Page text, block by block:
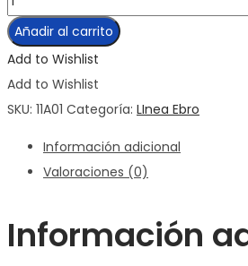
Añadir al carrito
Add to Wishlist
Add to Wishlist
SKU: 11A01 Categoría: LInea Ebro
Información adicional
Valoraciones (0)
Información